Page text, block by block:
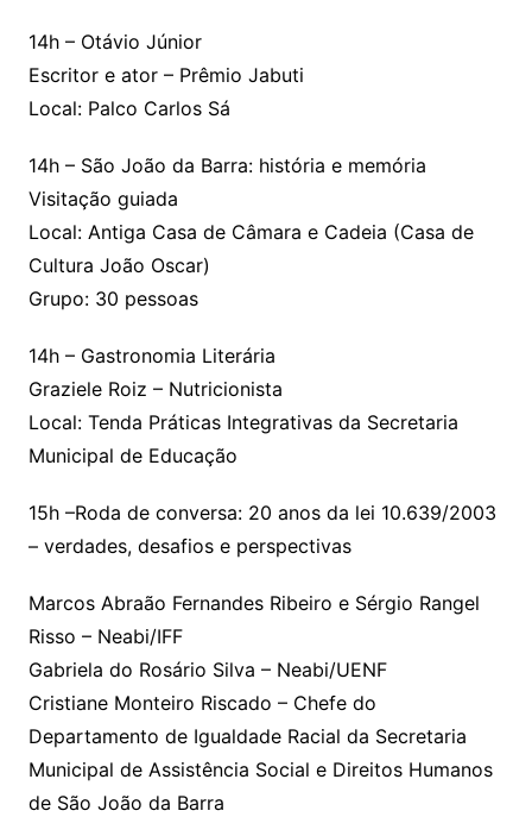
14h – Otávio Júnior
Escritor e ator – Prêmio Jabuti
Local: Palco Carlos Sá
14h – São João da Barra: história e memória
Visitação guiada
Local: Antiga Casa de Câmara e Cadeia (Casa de
Cultura João Oscar)
Grupo: 30 pessoas
14h – Gastronomia Literária
Graziele Roiz – Nutricionista
Local: Tenda Práticas Integrativas da Secretaria
Municipal de Educação
15h –Roda de conversa: 20 anos da lei 10.639/2003
– verdades, desafios e perspectivas
Marcos Abraão Fernandes Ribeiro e Sérgio Rangel
Risso – Neabi/IFF
Gabriela do Rosário Silva – Neabi/UENF
Cristiane Monteiro Riscado – Chefe do
Departamento de Igualdade Racial da Secretaria
Municipal de Assistência Social e Direitos Humanos
de São João da Barra